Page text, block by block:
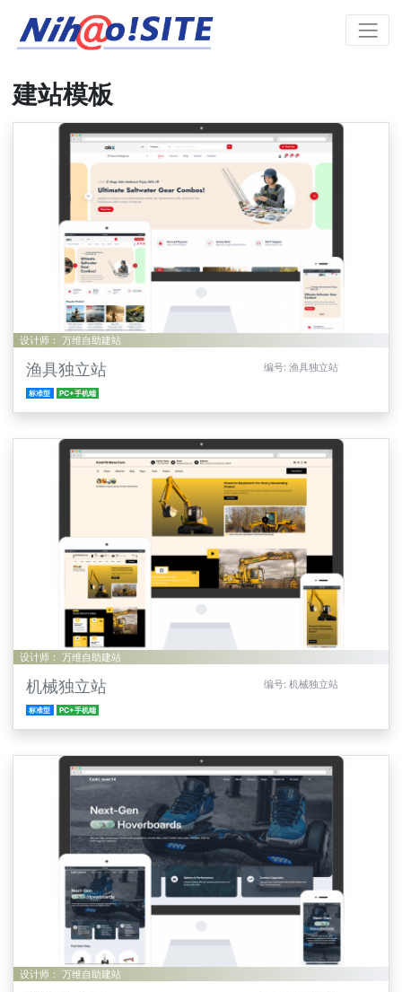
建站模板
设计师： 万维自助建站
渔具独立站 编号: 渔具独立站
标准型 PC+手机端
设计师： 万维自助建站
机械独立站 编号: 机械独立站
标准型 PC+手机端
设计师： 万维自助建站